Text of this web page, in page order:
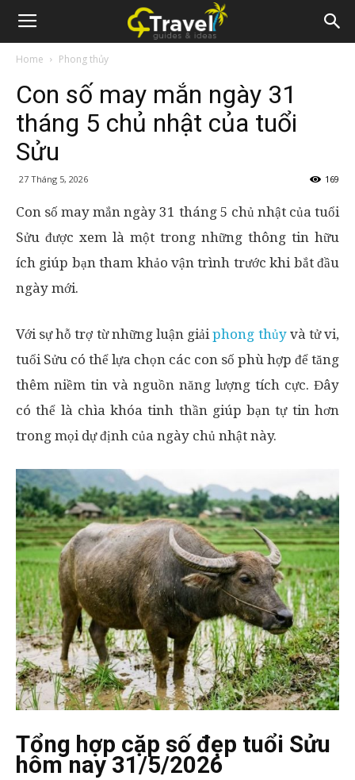
Home Phong thủy
Con số may mắn ngày 31
tháng 5 chủ nhật của tuổi
Sửu
27 Tháng 5, 2026 169
Con số may mắn ngày 31 tháng 5 chủ nhật của tuổi
Sửu được xem là một trong những thông tin hữu
ích giúp bạn tham khảo vận trình trước khi bắt đầu
ngày mới.
Với sự hỗ trợ từ những luận giảiphong thủyvà tử vi,
tuổi Sửu có thể lựa chọn các con số phù hợp để tăng
thêm niềm tin và nguồn năng lượng tích cực. Đây
có thể là chìa khóa tinh thần giúp bạn tự tin hơn
trong mọi dự định của ngày chủ nhật này.
Tổng hợp cặp số đẹp tuổi Sửu
hôm nay 31/5/2026